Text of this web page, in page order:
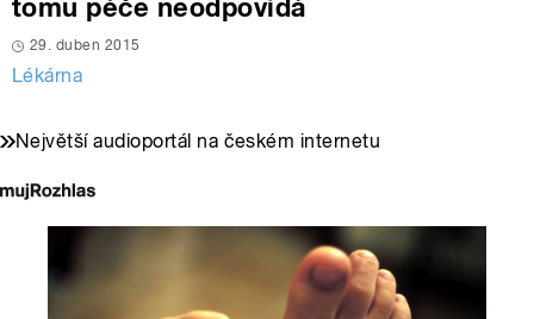
tomu péče neodpovídá
29. duben 2015
Lékárna
Největší audioportál na českém internetu